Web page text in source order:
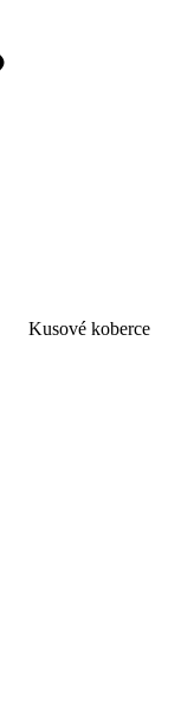
Kusové koberce